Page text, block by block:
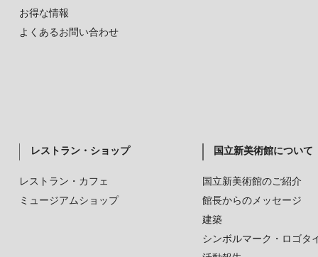
お得な情報
よくあるお問い合わせ
レストラン・ショップ
レストラン・カフェ
ミュージアムショップ
国立新美術館について
国立新美術館のご紹介
館長からのメッセージ
建築
シンボルマーク・ロゴタ